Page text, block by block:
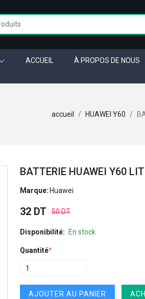
ACCUEIL À PROPOS DE NOUS
accueil HUAWEI Y60
BATTERIE HUAWEI Y60
Marque: Huawei
32 DT 50 DT
Disponibilité: En stock
Quantité*
AJOUTER AU PANIER